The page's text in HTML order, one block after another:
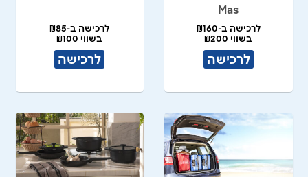
Mas
לרכישה ב-₪160
בשווי ₪200
לרכישה
לרכישה ב-₪85
בשווי ₪100
לרכישה